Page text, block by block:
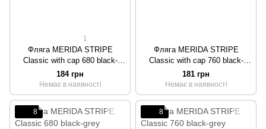
1
Фляга MERIDA STRIPE
Classic with cap 680 black-
white
184 грн
Немає в наявності
Фляга MERIDA STRIPE
Classic with cap 760 black-
white
181 грн
Немає в наявності
8 8